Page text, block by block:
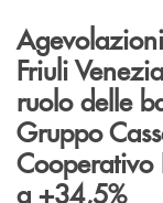
Friuli
ruolo delle
Gruppo
a +34,5%